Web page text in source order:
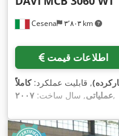
Cesena ۳٬۸۰۳ km
اطلاعات قیمت
, قابلیت عملکرد:کاملاً
عملیاتی, سال ساخت: ۲۰۰۷ ,